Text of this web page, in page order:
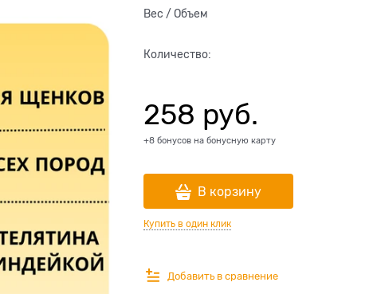
Вес / Объем
Количество:
258 руб.
+8 бонусов на бонусную карту
В корзину
Купить в один клик
Добавить в сравнение